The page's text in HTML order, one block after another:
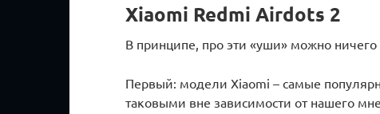
Xiaomi Redmi Airdots 2
В принципе, про эти «уши» можно ничего
Первый: модели Xiaomi – самые
таковыми вне зависимости от нашего